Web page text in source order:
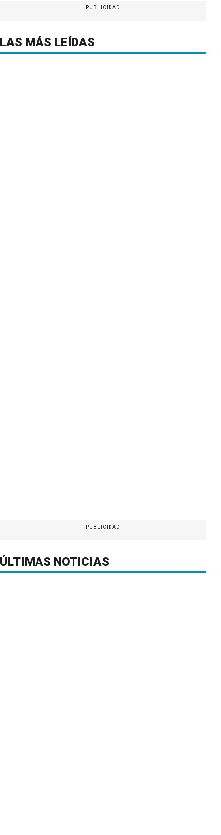
PUBLICIDAD
LAS MÁS LEÍDAS
PUBLICIDAD
ÚLTIMAS NOTICIAS